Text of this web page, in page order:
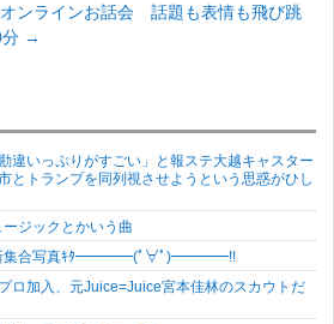
ンラインお話会 話題も表情も飛び跳
→
違いっぷりがすごい」と報ステ大越キャスター
とトランプを同列視させようという思惑がひし
ジックとかいう曲
新集合写真ｷﾀ━━━━(ﾟ∀ﾟ)━━━━!!
ロ加入、元Juice=Juice宮本佳林のスカウトだ